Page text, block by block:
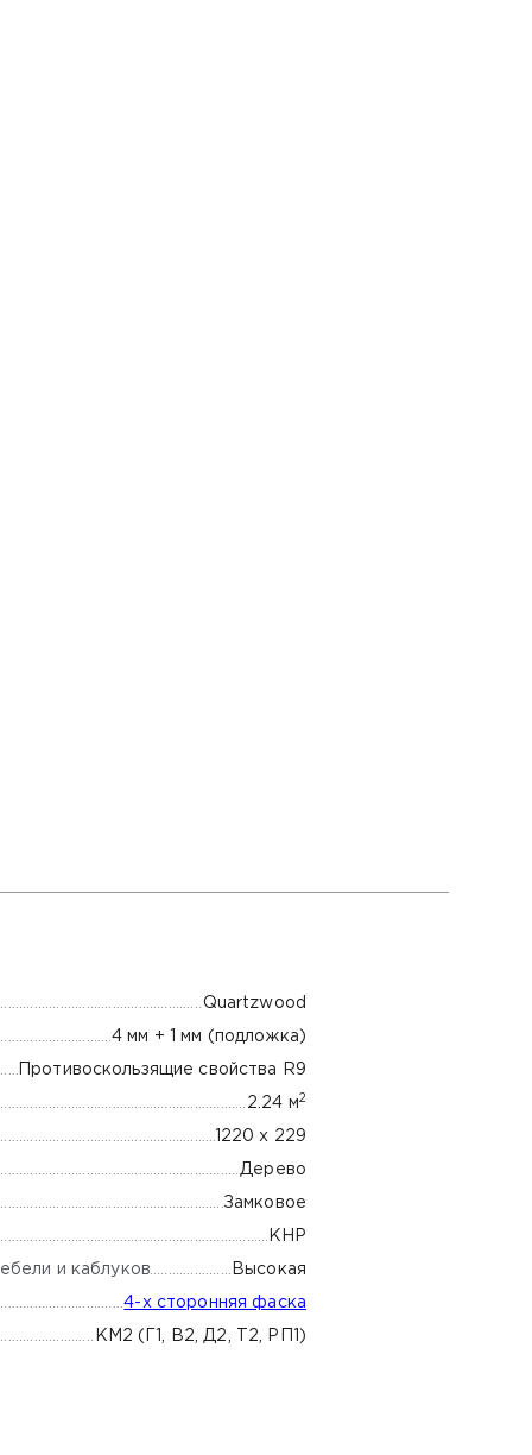
Quartzwood
4 мм + 1 мм (подложка)
Противоскользящие свойства R9
2.24 м2
1220 х 229
Дерево
Замковое
КНР
и каблуков Высокая
4-х сторонняя фаска
КМ2 (Г1, В2, Д2, Т2, РП1)